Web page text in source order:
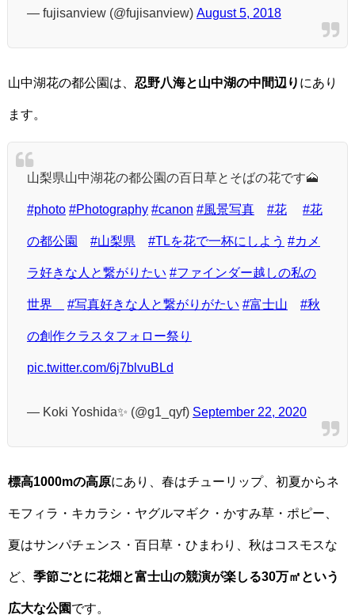
— fujisanview (@fujisanview) August 5, 2018
山中湖花の都公園は、 忍野八海と山中湖の中間辺り にあり
ます。
山梨県山中湖花の都公園の百日草とそばの花です🗻
#photo #Photography #canon #風景写真 #花 #花
の都公園 #山梨県 #TLを花で一杯にしよう #カメ
ラ好きな人と繋がりたい #ファインダー越しの私の
世界ᅠ #写真好きな人と繋がりがたい #富士山 #秋
の創作クラスタフォロー祭り
pic.twitter.com/6j7blvuBLd
— Koki Yoshida✨ (@g1_qyf) September 22, 2020
標高1000mの高原にあり、春はチューリップ、初夏からネ
モフィラ・キカラシ・ヤグルマギク・かすみ草・ポピー、
夏はサンパチェンス・百日草・ひまわり、秋はコスモスな
ど、 季節ごとに花畑と富士山の競演が楽しる30万㎡という
広大な公園です。